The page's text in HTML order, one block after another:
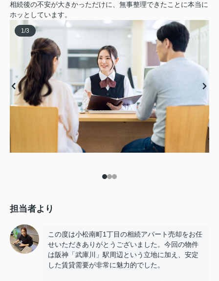
相続後の不安が大きかっただけに、無事整理できたことに本当に
ホッとしています。
1/3
担当者より
この度は小松南町1丁目の相続アパート売却をお任
せいただきありがとうございました。今回の物件
は阪神「武庫川」駅周辺という立地に加え、安定
した賃貸需要が非常に魅力的でした。